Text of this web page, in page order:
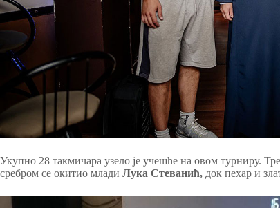
Укупно 28 такмичара узело је учешће на овом турниру.
сребром се окитио млади Лука Стеванић, док пехар и